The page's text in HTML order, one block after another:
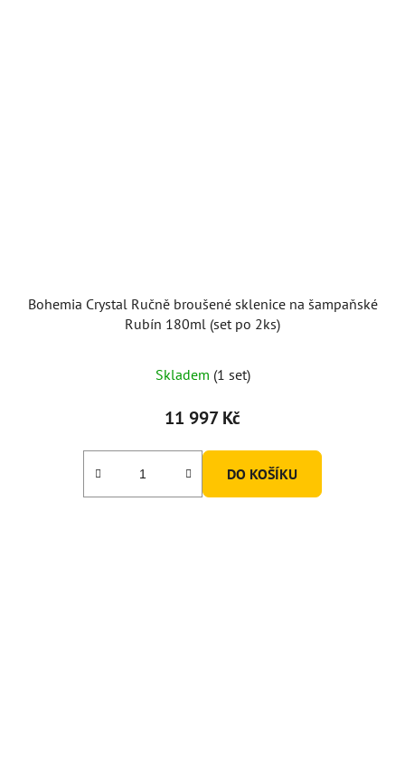
Bohemia Crystal Ručně broušené sklenice na šampaňské
Rubín 180ml (set po 2ks)
Skladem (1 set)
11 997 Kč
DO KOŠÍKU